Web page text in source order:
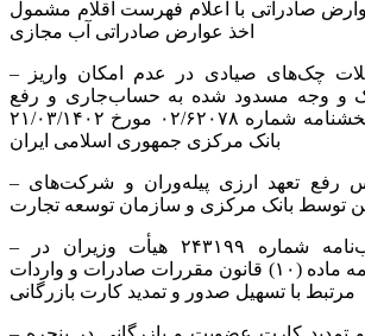
صادراتی با اعلام فهرست اقلام مشمول
اخذ عوارض صادراتی آب مجازی
– برطرف شدن مشکلات چک‌های صیادی در عدم امکان واریز
و وجه مسدود شده به حساب‌جاری و رفع
سوءاثر از چک طی بخشنامه شماره ۰۲/۶۲۰۷۸ مورخ ۲۱/۰۳/۱۴۰۲
بانک مرکزی جمهوری اسلامی ایران
– راه‌اندازی وب‌سرویس رفع تعهد ارزی پیله‌وران و شرکت‌های
توسط بانک مرکزی و سازمان توسعه تجارت
– مشارکت در تصویب‌نامه شماره ۲۴۳۱۹۹ هیأت وزیران در
خصوص اصلاح آیین‌نامه ماده (۱۰) قانون مقررات صادرات و واردات
مرتبط با تسهیل صدور و تمدید کارت بازرگانی